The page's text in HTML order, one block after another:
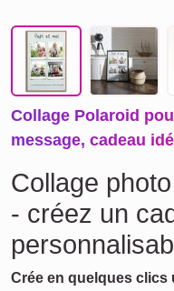
Collage Polaroid
message, cadeau
Collage
- créez un
Crée en quelques clics